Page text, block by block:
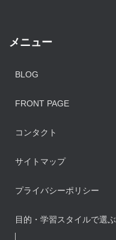
メニュー
BLOG
FRONT PAGE
コンタクト
サイトマップ
プライバシーポリシー
目的・学習スタイルで選ぶ